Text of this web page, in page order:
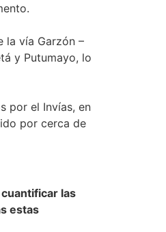
la vía Garzón –
y Putumayo, lo
por el Invías, en
por cerca de
las
estas